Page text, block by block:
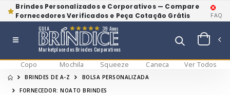
Brindes Personalizados e Corporativos — Compare
Fornecedores Verificados e Peça Cotação Grátis
FAQ
Marketplace dos Brindes Corporativos
GUIA 39 Anos
Copo Mochila Squeeze Caneca Ver Todos
BRINDES DE A-Z
BOLSA PERSONALIZADA
FORNECEDOR: NOATO BRINDES